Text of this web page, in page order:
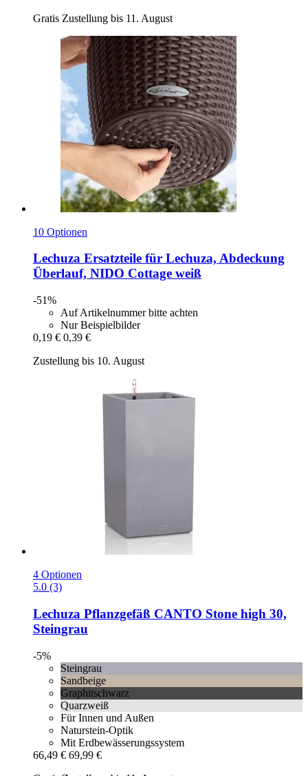
Gratis Zustellung bis 11. August
10 Optionen
Lechuza Ersatzteile für Lechuza, Abdeckung
Überlauf, NIDO Cottage weiß
-51%
Auf Artikelnummer bitte achten
Nur Beispielbilder
0,19 € 0,39 €
Zustellung bis 10. August
4 Optionen
5.0 (3)
Lechuza Pflanzgefäß CANTO Stone high 30,
Steingrau
-5%
Steingrau
Sandbeige
Graphitschwarz
Quarzweiß
Für Innen und Außen
Naturstein-Optik
Mit Erdbewässerungssystem
66,49 € 69,99 €